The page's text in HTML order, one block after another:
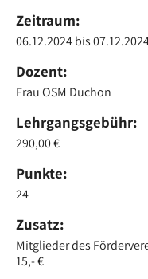
Zeitraum:
06.12.2024bis
Dozent:
Frau OSM Duchon
Lehrgangsgebühr:
290,00 €
Punkte:
24
Zusatz:
Mitglieder des
15,- €